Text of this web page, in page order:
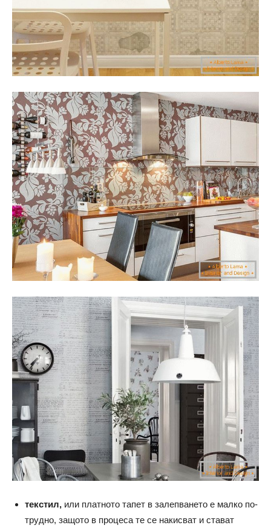
текстил, или платното тапет в залепването е малко по-
трудно, защото в процеса те се накисват и стават